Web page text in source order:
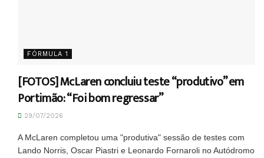
FÓRMULA 1
[FOTOS] McLaren concluiu teste “produtivo” em
Portimão: “Foi bom regressar”
29/07/2026
A McLaren completou uma "produtiva" sessão de testes com
Lando Norris, Oscar Piastri e Leonardo Fornaroli no Autódromo